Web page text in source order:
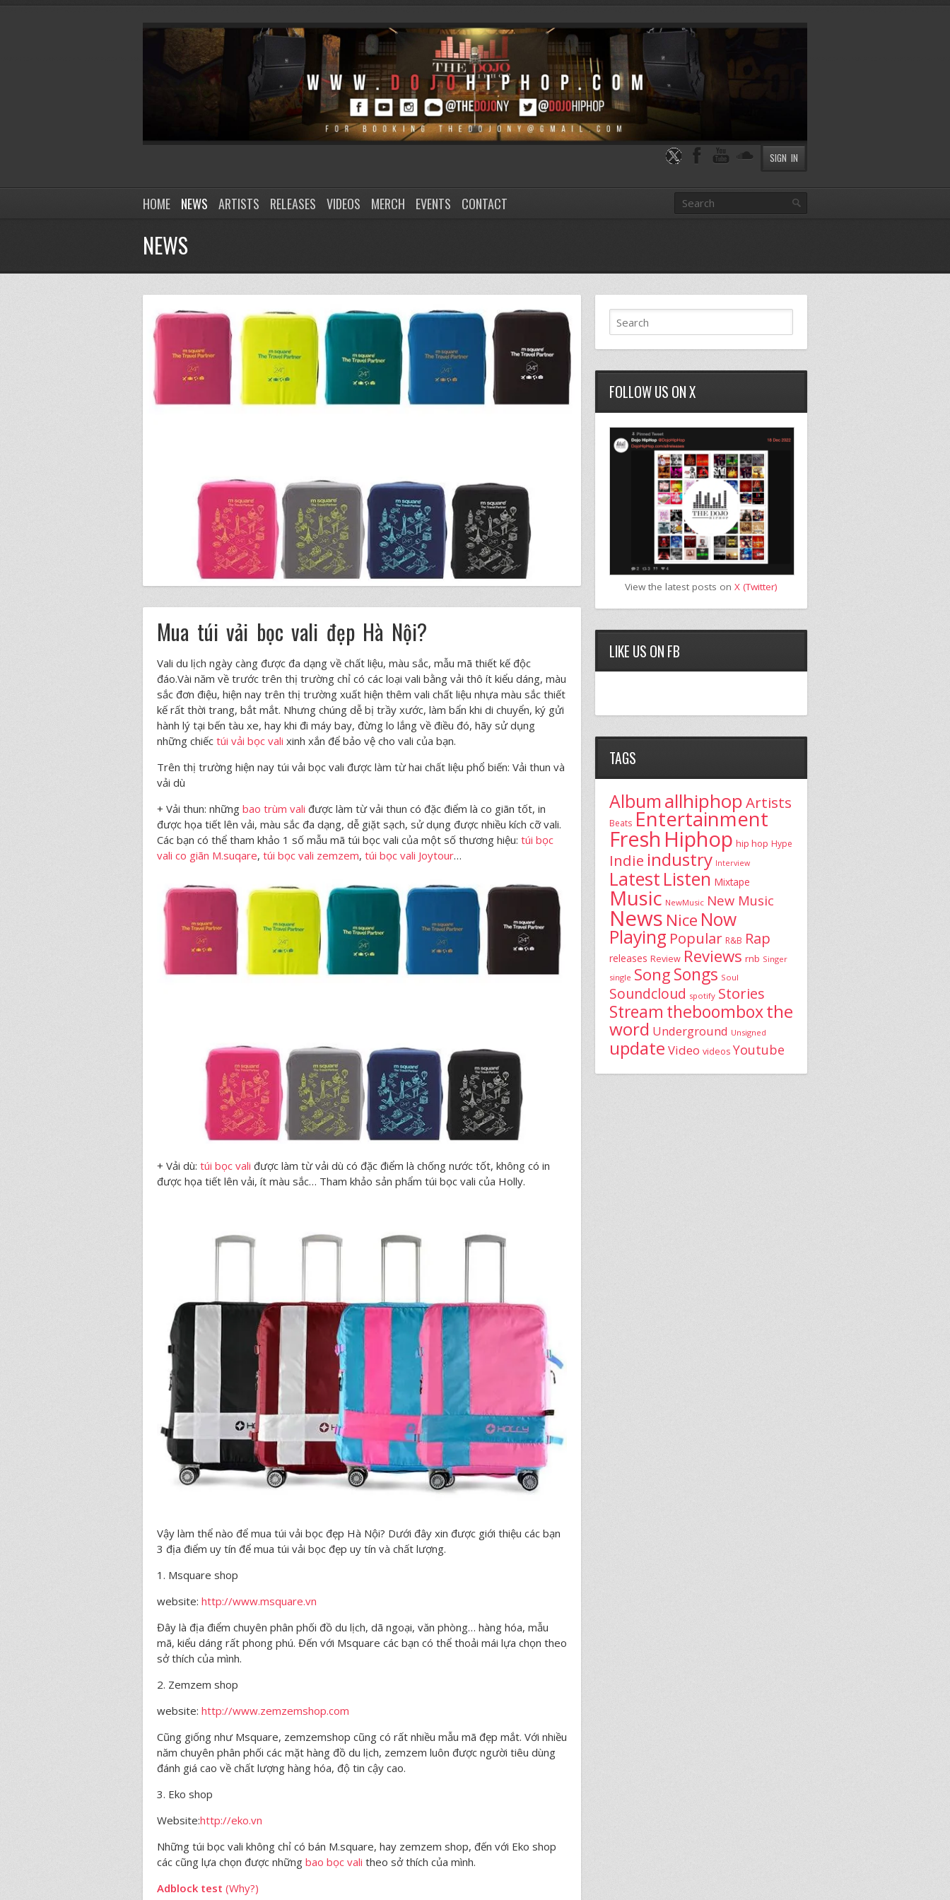
SIGN IN
HOME NEWS ARTISTS RELEASES VIDEOS MERCH EVENTS CONTACT
NEWS
Mua túi vải bọc vali đẹp Hà Nội?
Vali du lịch ngày càng được đa dạng về chất liệu, màu sắc, mẫu mã thiết kế độc
đáo.Vài năm về trước trên thị trường chỉ có các loại vali bằng vải thô ít kiểu dáng, màu
sắc đơn điệu, hiện nay trên thị trường xuất hiện thêm vali chất liệu nhựa màu sắc thiết
kế rất thời trang, bắt mắt. Nhưng chúng dễ bị trầy xước, làm bẩn khi di chuyển, ký gửi
hành lý tại bến tàu xe, hay khi đi máy bay, đừng lo lắng về điều đó, hãy sử dụng
những chiếc túi vải bọc vali xinh xắn để bảo vệ cho vali của bạn.
Trên thị trường hiện nay túi vải bọc vali được làm từ hai chất liệu phổ biến: Vải thun và
vải dù
+ Vải thun: những bao trùm vali được làm từ vải thun có đặc điểm là co giãn tốt, in
được họa tiết lên vải, màu sắc đa dạng, dễ giặt sạch, sử dụng được nhiều kích cỡ vali.
Các bạn có thể tham khảo 1 số mẫu mã túi bọc vali của một số thương hiệu: túi bọc
vali co giãn M.suqare, túi bọc vali zemzem, túi bọc vali Joytour…
+ Vải dù: túi bọc vali được làm từ vải dù có đặc điểm là chống nước tốt, không có in
được họa tiết lên vải, ít màu sắc… Tham khảo sản phẩm túi bọc vali của Holly.
Vậy làm thể nào để mua túi vải bọc đẹp Hà Nội? Dưới đây xin được giới thiệu các bạn
3 địa điểm uy tín để mua túi vải bọc đẹp uy tín và chất lượng.
1. Msquare shop
website: http://www.msquare.vn
Đây là địa điểm chuyên phân phối đồ du lịch, dã ngoại, văn phòng… hàng hóa, mẫu
mã, kiểu dáng rất phong phú. Đến với Msquare các bạn có thể thoải mái lựa chọn theo
sở thích của mình.
2. Zemzem shop
website: http://www.zemzemshop.com
Cũng giống như Msquare, zemzemshop cũng có rất nhiều mẫu mã đẹp mắt. Với nhiều
năm chuyên phân phối các mặt hàng đồ du lịch, zemzem luôn được người tiêu dùng
đánh giá cao về chất lượng hàng hóa, độ tin cậy cao.
3. Eko shop
Website:http://eko.vn
Những túi bọc vali không chỉ có bán M.square, hay zemzem shop, đến với Eko shop
các cũng lựa chọn được những bao bọc vali theo sở thích của mình.
Adblock test (Why?)
FOLLOW US ON X
View the latest posts on X (Twitter)
LIKE US ON FB
TAGS
Album allhiphopArtists
Beats Entertainment
Fresh Hiphop hip hop Hype
Indie industry Interview
Latest Listen Mixtape
Music NewMusic New Music
News Nice Now
Playing Popular R&B Rap
releases Review Reviews rnb Singer
single SongSongs Soul
Soundcloud spotify Stories
Stream theboomboxthe
word Underground Unsigned
update Video videos Youtube